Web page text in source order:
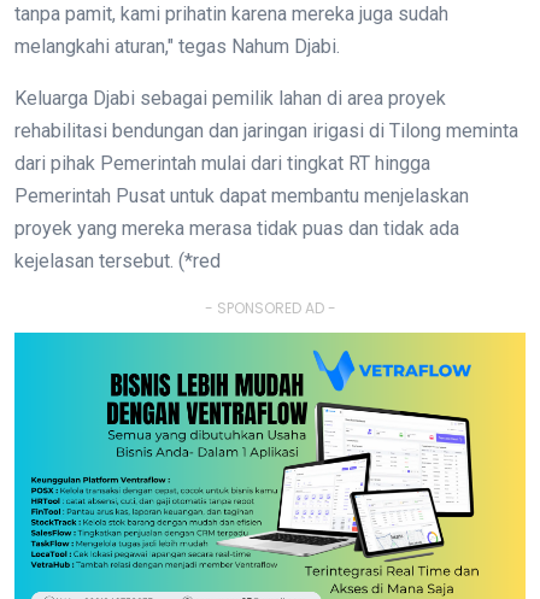
tanpa pamit, kami prihatin karena mereka juga sudah
melangkahi aturan," tegas Nahum Djabi.
Keluarga Djabi sebagai pemilik lahan di area proyek
rehabilitasi bendungan dan jaringan irigasi di Tilong meminta
dari pihak Pemerintah mulai dari tingkat RT hingga
Pemerintah Pusat untuk dapat membantu menjelaskan
proyek yang mereka merasa tidak puas dan tidak ada
kejelasan tersebut. (*red
- SPONSORED AD -